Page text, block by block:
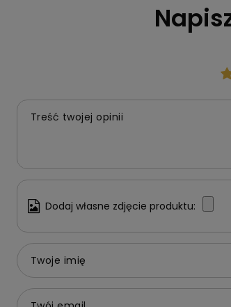
Treść twojej opinii
Dodaj własne zdjęcie produktu:
Twoje imię